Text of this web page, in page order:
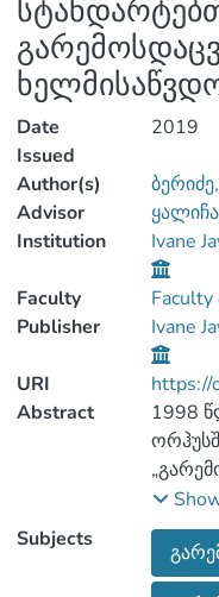
Date
Issued
2019
Author(s)
Advisor
Institution
Ivane
Faculty
Publisher
Ivane
URI
https://
Abstract
1998
Subjects